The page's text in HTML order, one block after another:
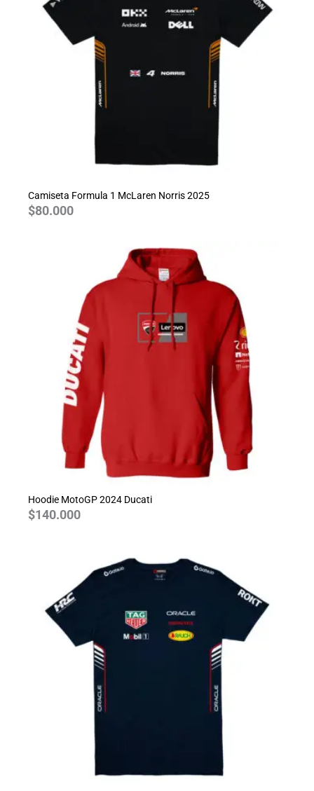
Camiseta Formula 1 McLaren Norris 2025
$80.000
Hoodie MotoGP 2024 Ducati
$140.000